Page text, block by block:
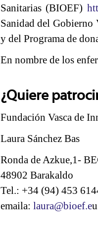
Sanitarias (BIOEF)
Sanidad del Gobierno
y del Programa de
En nombre de los
¿Quiere
Fundación Vasca de
Laura Sánchez Bas
Ronda de Azkue,1-
48902 Barakaldo
Tel.: +34 (94) 453
emaila: laura@bioef.e